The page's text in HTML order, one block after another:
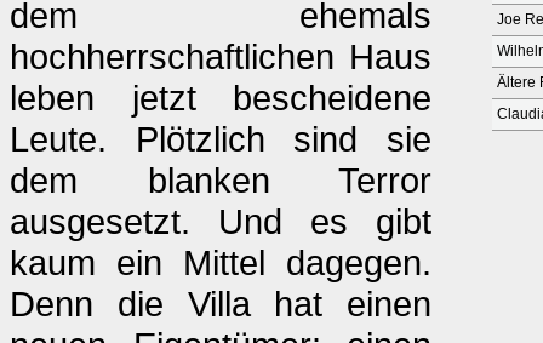
dem ehemals
hochherrschaftlichen Haus
leben jetzt bescheidene
Leute. Plötzlich sind sie
dem blanken Terror
ausgesetzt. Und es gibt
kaum ein Mittel dagegen.
Denn die Villa hat einen
Joe
Ältere